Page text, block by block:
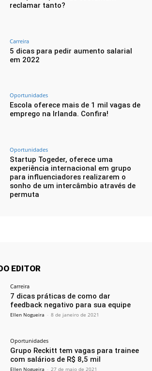
reclamar tanto?
Carreira
5 dicas para pedir aumento salarial
em 2022
Oportunidades
Escola oferece mais de 1 mil vagas de
emprego na Irlanda. Confira!
Oportunidades
Startup Togeder, oferece uma
experiência internacional em grupo
para influenciadores realizarem o
sonho de um intercâmbio através de
permuta
EDITOR
Carreira
7 dicas práticas de como dar
feedback negativo para sua equipe
Ellen Nogueira - 8 de janeiro de 2021
Oportunidades
Grupo Reckitt tem vagas para trainee
com salários de R$ 8,5 mil
Ellen Nogueira - 27 de maio de 2021